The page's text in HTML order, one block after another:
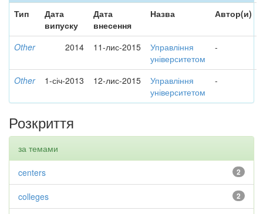
Тип
Дата
випуску
Дата
внесення
Назва Автор(и)
Other 2014 11-лис-2015
Управління
університетом
-
Other 1-січ-2013 12-лис-2015
Управління
університетом
-
Розкриття
за темами
2
centers
2
colleges